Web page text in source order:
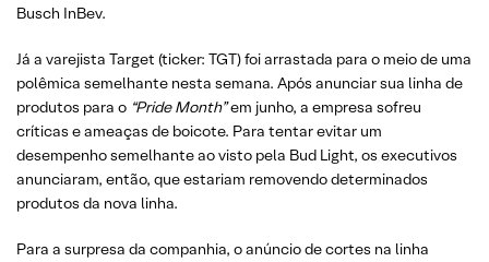
Busch InBev.
Já a varejista Target (ticker: TGT) foi arrastada para o meio de uma
polêmica semelhante nesta semana. Após anunciar sua linha de
produtos para o “Pride Month”em junho, a empresa sofreu
críticas e ameaças de boicote. Para tentar evitar um
desempenho semelhante ao visto pela Bud Light, os executivos
anunciaram, então, que estariam removendo determinados
produtos da nova linha.
Para a surpresa da companhia, o anúncio de cortes na linha